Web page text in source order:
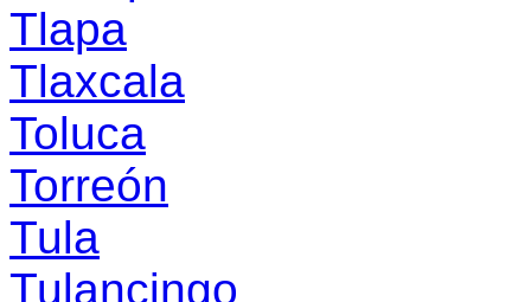
Tlapa
Tlaxcala
Toluca
Torreón
Tula
Tulancingo